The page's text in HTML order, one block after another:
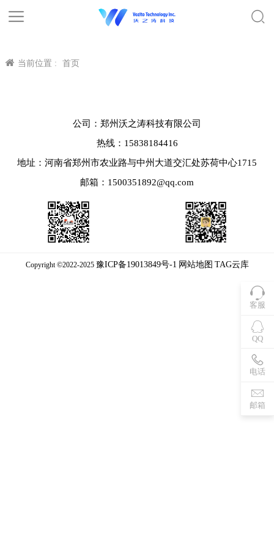
当前位置 : 首页
客服
QQ
电话
邮箱
公司：郑州沃之涛科技有限公司
热线：15838184416
地址：河南省郑州市农业路与中州大道交汇处苏荷中心1715
邮箱：1500351892@qq.com
Copyright ©2022-2025 豫ICP备19013849号-1 网站地图 TAG云库